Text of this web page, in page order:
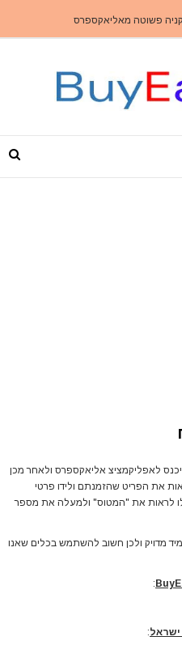
קניה פשוטה מאליאקספרס
לאפליקמציצ אליאקספרס ולאחר מכן
את הפריט שהזמנתם ולידו פרטי
לראות את "המטוס" ולמעלה את מספר
מדויק ולכן חשוב להשתמש בכלים שאנו
:
: